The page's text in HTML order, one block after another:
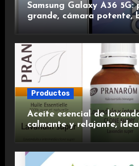
Samsung Galaxy A36 5G:
grande, cámara potente,
duradera y carga rápida
experiencia premium.
Productos
Aceite esencial de
calmante y relajante,